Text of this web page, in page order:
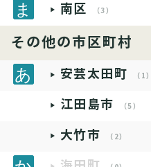
南区 （3）
その他の市区町村
安芸太田町 （1）
江田島市 （5）
大竹市 （2）